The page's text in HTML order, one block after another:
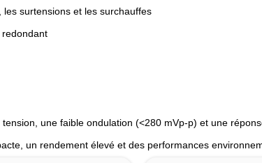
surtensions et les surchauffes
une faible ondulation (<280 mVp-p) et une
un rendement élevé et des performances